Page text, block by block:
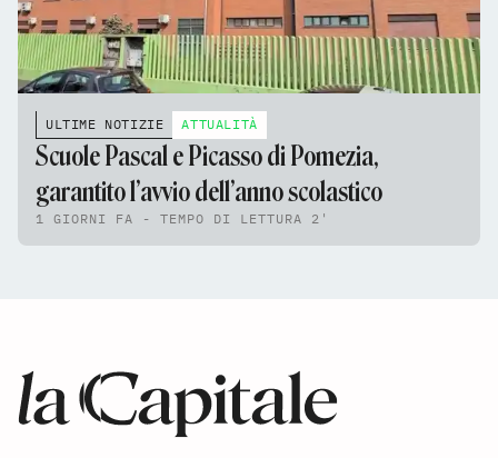
ULTIME NOTIZIE ATTUALITÀ
Scuole Pascal e Picasso di Pomezia,
garantito l’avvio dell’anno scolastico
1 GIORNI FA - TEMPO DI LETTURA 2'